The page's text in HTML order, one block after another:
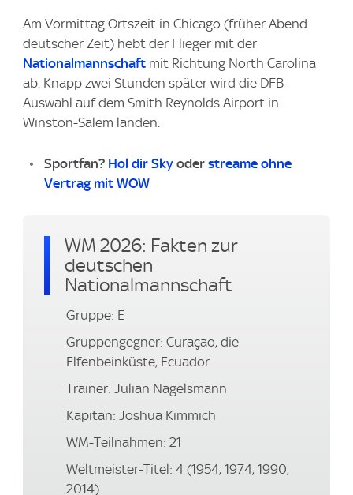
Am Vormittag Ortszeit in Chicago (früher Abend
deutscher Zeit) hebt der Flieger mit der
Nationalmannschaft mit Richtung North Carolina
ab. Knapp zwei Stunden später wird die DFB-
Auswahl auf dem Smith Reynolds Airport in
Winston-Salem landen.
Sportfan? Hol dir Sky oder streame ohne
Vertrag mit WOW
WM 2026: Fakten zur
deutschen
Nationalmannschaft
Gruppe: E
Gruppengegner: Curaçao, die
Elfenbeinküste, Ecuador
Trainer: Julian Nagelsmann
Kapitän: Joshua Kimmich
WM-Teilnahmen: 21
Weltmeister-Titel: 4 (1954, 1974, 1990,
2014)